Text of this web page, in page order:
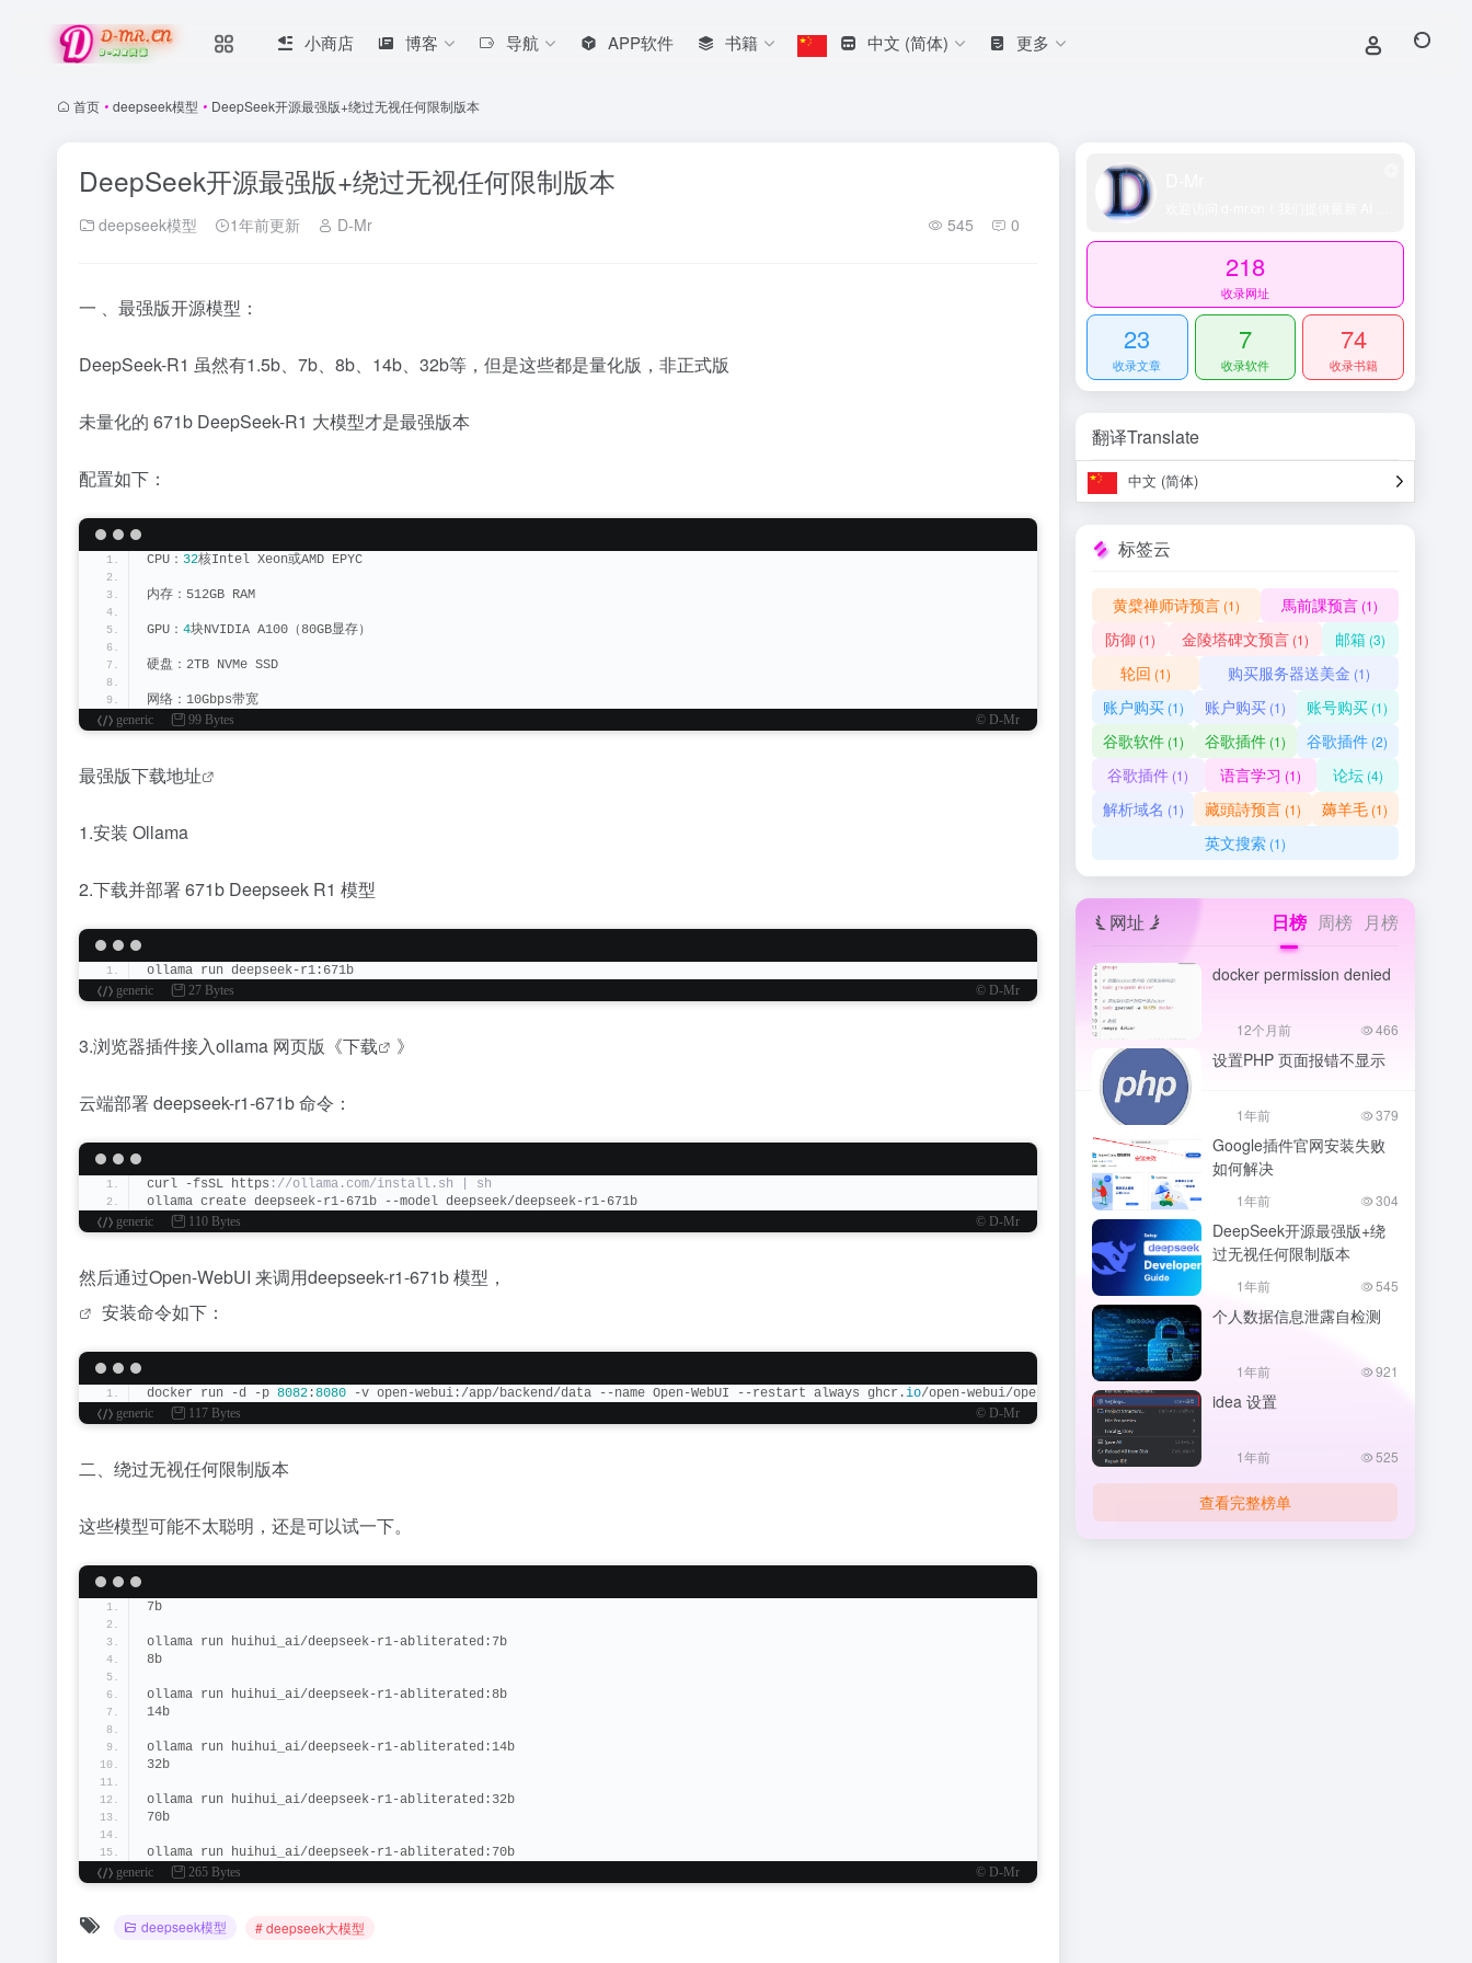
小商店 博客 导航 APP软件 书籍 中文 (简体) 更多
首页 • deepseek模型 • DeepSeek开源最强版+绕过无视任何限制版本
DeepSeek开源最强版+绕过无视任何限制版本
deepseek模型 1年前更新 D-Mr 545 0
一 、最强版开源模型：
DeepSeek-R1 虽然有1.5b、7b、8b、14b、32b等，但是这些都是量化版，非正式版
未量化的 671b DeepSeek-R1 大模型才是最强版本
配置如下：
CPU： 32核Intel Xeon或AMD EPYC
内存：512GB RAM
GPU： 4块NVIDIA A100（80GB显存）
硬盘：2TB NVMe SSD
网络：10Gbps带宽
generic
99 Bytes © D-Mr
最强版下载地址
1.安装 Ollama
2.下载并部署 671b Deepseek R1 模型
ollama run deepseek-r1:671b
generic
27 Bytes © D-Mr
3.浏览器插件接入ollama 网页版《下载 》
云端部署 deepseek-r1-671b 命令：
curl -fsSL https ://ollama.com/install.sh | sh
ollama create deepseek-r1-671b --model deepseek/deepseek-r1-671b
generic
110 Bytes © D-Mr
然后通过Open-WebUI 来调用deepseek-r1-671b 模型，
安装命令如下：
docker run -d -p 8082 :8080 -v open-webui:/app/backend/data --name Open-WebUI --restart always ghcr.io/open-webui/open
generic
117 Bytes © D-Mr
二、绕过无视任何限制版本
这些模型可能不太聪明，还是可以试一下。
7b
ollama run huihui_ai/deepseek-r1-abliterated:7b
8b
ollama run huihui_ai/deepseek-r1-abliterated:8b
14b
ollama run huihui_ai/deepseek-r1-abliterated:14b
32b
ollama run huihui_ai/deepseek-r1-abliterated:32b
70b
ollama run huihui_ai/deepseek-r1-abliterated:70b
generic
265 Bytes © D-Mr
deepseek模型 # deepseek大模型
218
收录网址
23
收录文章
7
收录软件
74
收录书籍
翻译Translate
中文 (简体)
标签云
黄檗禅师诗预言 (1) 馬前課预言 (1)
防御 (1) 金陵塔碑文预言 (1) 邮箱 (3)
轮回 (1) 购买服务器送美金 (1)
账户购买(1) 账户购买(1) 账号购买 (1)
谷歌软件(1) 谷歌插件(1) 谷歌插件 (2)
谷歌插件 (1) 语言学习 (1) 论坛(4)
解析域名 (1) 藏頭詩预言(1) 薅羊毛 (1)
英文搜索 (1)
网址 日榜 周榜 月榜
docker permission denied
12个月前 466
设置PHP 页面报错不显示
1年前 379
Google插件官网安装失败
如何解决
1年前 304
DeepSeek开源最强版+绕
过无视任何限制版本
1年前 545
个人数据信息泄露自检测
1年前 921
idea 设置
1年前 525
查看完整榜单